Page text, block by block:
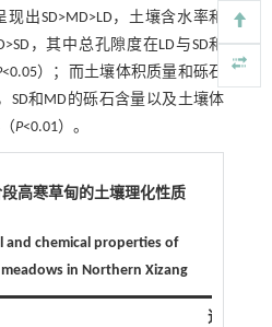
出SD>MD>LD，土壤含水率和
，其中总孔隙度在LD与SD和
<0.05）；而土壤体积质量和砾石
SD和MD的砾石含量以及土壤体
P<0.01）。
高寒草甸的土壤理化性质
and chemical properties of
in Northern Xizang
速效氮/